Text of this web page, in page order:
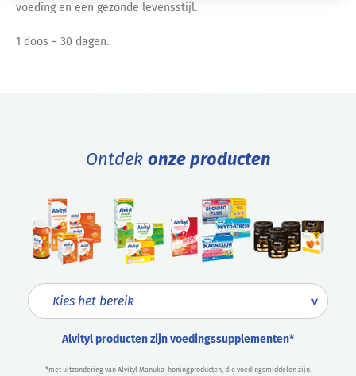
voeding en een gezonde levensstijl.
1 doos = 30 dagen.
Ontdek onze producten
Alvityl producten zijn voedingssupplementen*
*met uitzondering van Alvityl Manuka-honingproducten, die voedingsmiddelen zijn.